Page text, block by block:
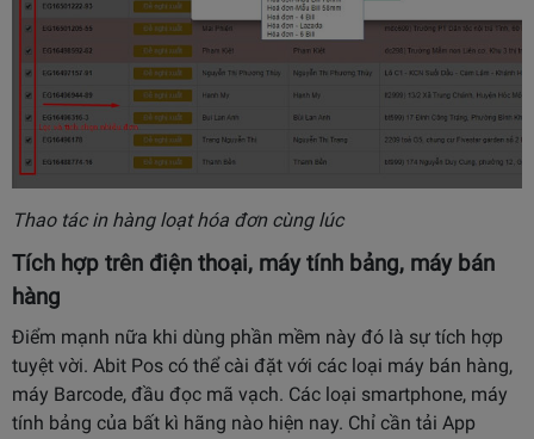
Thao tác in hàng loạt hóa đơn cùng lúc
Tích hợp trên điện thoại, máy tính bảng, máy bán
hàng
Điểm mạnh nữa khi dùng phần mềm này đó là sự tích hợp
tuyệt vời. Abit Pos có thể cài đặt với các loại máy bán hàng,
máy Barcode, đầu đọc mã vạch. Các loại smartphone, máy
tính bảng của bất kì hãng nào hiện nay. Chỉ cần tải App